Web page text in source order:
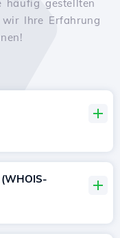
häufig gestellten
Ihre Erfahrung